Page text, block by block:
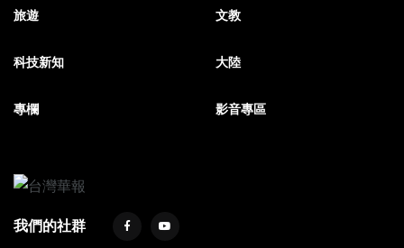
旅遊 文教
科技新知 大陸
專欄 影音專區
我們的社群